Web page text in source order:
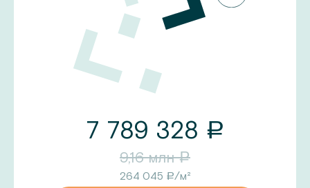
7 789 328 a
9,16млнa
264 045 a/м²